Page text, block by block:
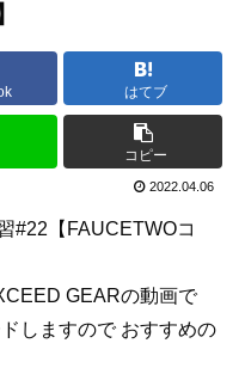
はてブ
コピー
2022.04.06
#22【FAUCETWOコ
GEARの動画で
しますので おすすめの